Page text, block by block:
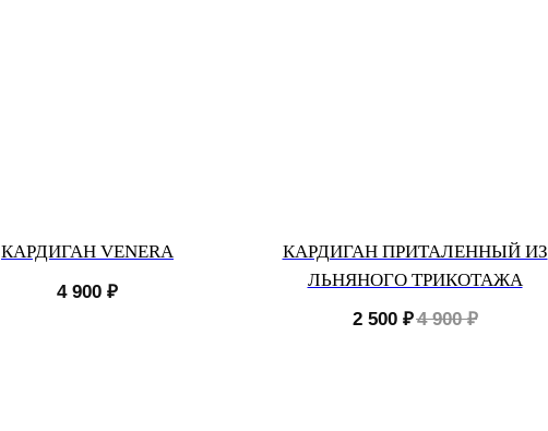
КАРДИГАН VENERA
4 900 ₽
КАРДИГАН ПРИТАЛЕННЫЙ ИЗ
ЛЬНЯНОГО ТРИКОТАЖА
2 500 ₽4 900 ₽